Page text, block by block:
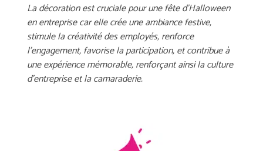
La décoration est cruciale pour une fête d’Halloween
en entreprise car elle crée une ambiance festive,
stimule la créativité des employés, renforce
l’engagement, favorise la participation, et contribue à
une expérience mémorable, renforçant ainsi la culture
d’entreprise et la camaraderie.